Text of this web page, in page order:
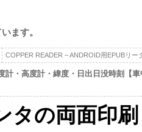
ます。
COPPER READER – ANDROID用EPUBリー
計・高度計・緯度・日出日没時刻【
タの両面印